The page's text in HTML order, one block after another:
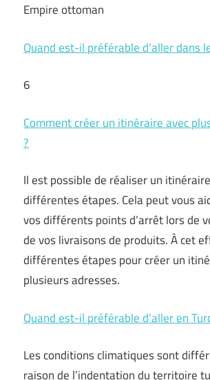
Empire ottoman
Quand est-il préférable d’aller dans
6
Comment créer un itinéraire avec
?
Il est possible de réaliser un
différentes étapes. Cela peut vous
vos différents points d’arrêt lors de
de vos livraisons de produits. À cet
différentes étapes pour créer un
plusieurs adresses.
Quand est-il préférable d’aller en
Les conditions climatiques sont
raison de l’indentation du territoire